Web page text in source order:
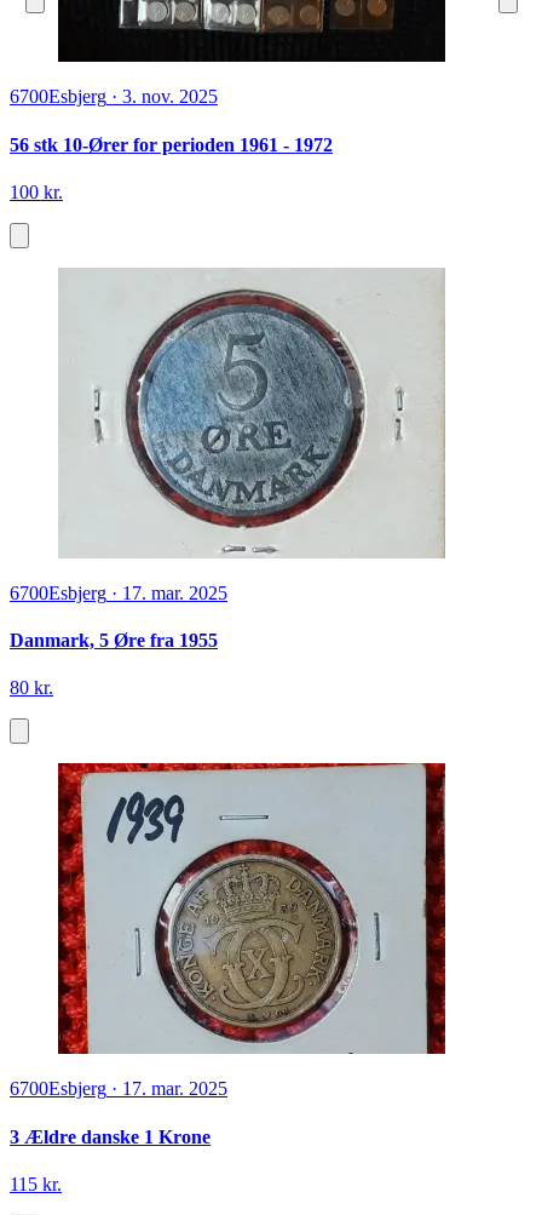
6700Esbjerg · 3. nov. 2025
56 stk 10-Ører for perioden 1961 - 1972
100 kr.
6700Esbjerg · 17. mar. 2025
Danmark, 5 Øre fra 1955
80 kr.
6700Esbjerg · 17. mar. 2025
3 Ældre danske 1 Krone
115 kr.